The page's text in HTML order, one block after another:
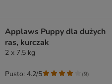
Applaws Puppy dla dużych
ras, kurczak
2 x 7,5 kg
Pusto: 4.2/5 (9)